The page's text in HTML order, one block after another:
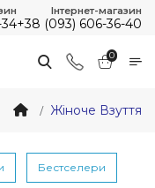
Інтернет-магазин
+38 (093) 606-36-40
0
Жіноче Взуття
Бестселери